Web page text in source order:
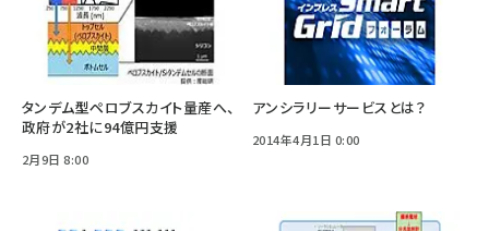
タンデム型ペロブスカイト量産へ、
政府が2社に94億円支援
2月9日 8:00
アンシラリーサービスとは？
2014年4月1日 0:00